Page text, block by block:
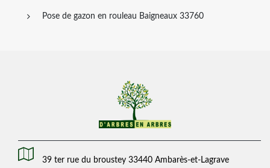
Pose de gazon en rouleau Baigneaux 33760
39 ter rue du broustey 33440 Ambarès-et-Lagrave